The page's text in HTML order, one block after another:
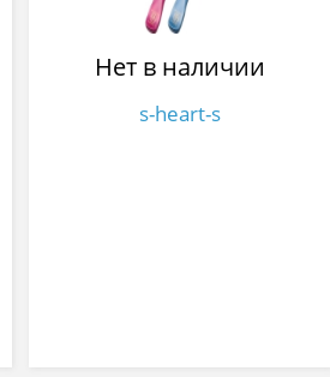
Нет в наличии
s-heart-s